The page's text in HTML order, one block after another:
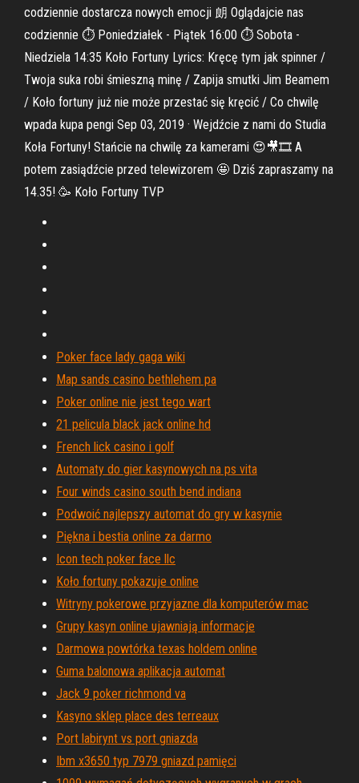
codziennie dostarcza nowych emocji 朗 Oglądajcie nas
codziennie ⏱ Poniedziałek - Piątek 16:00 ⏱ Sobota -
Niedziela 14:35 Koło Fortuny Lyrics: Kręcę tym jak spinner /
Twoja suka robi śmieszną minę / Zapija smutki Jim Beamem
/ Koło fortuny już nie może przestać się kręcić / Co chwilę
wpada kupa pengi Sep 03, 2019 · Wejdźcie z nami do Studia
Koła Fortuny! Stańcie na chwilę za kamerami 😍🎥🎞 A
potem zasiądźcie przed telewizorem 🤩 Dziś zapraszamy na
14.35! 🥳 Koło Fortuny TVP
Poker face lady gaga wiki
Map sands casino bethlehem pa
Poker online nie jest tego wart
21 pelicula black jack online hd
French lick casino i golf
Automaty do gier kasynowych na ps vita
Four winds casino south bend indiana
Podwoić najlepszy automat do gry w kasynie
Piękna i bestia online za darmo
Icon tech poker face llc
Koło fortuny pokazuje online
Witryny pokerowe przyjazne dla komputerów mac
Grupy kasyn online ujawniają informacje
Darmowa powtórka texas holdem online
Guma balonowa aplikacja automat
Jack 9 poker richmond va
Kasyno sklep place des terreaux
Port labirynt vs port gniazda
Ibm x3650 typ 7979 gniazd pamięci